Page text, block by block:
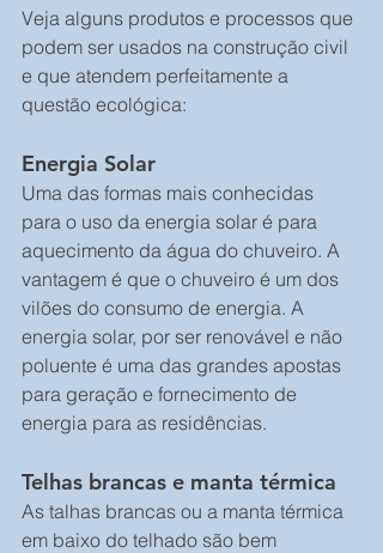
Veja alguns produtos e processos que
podem ser usados na construção civil
e que atendem perfeitamente a
questão ecológica:
Energia Solar
Uma das formas mais conhecidas
para o uso da energia solar é para
aquecimento da água do chuveiro. A
vantagem é que o chuveiro é um dos
vilões do consumo de energia. A
energia solar, por ser renovável e não
poluente é uma das grandes apostas
para geração e fornecimento de
energia para as residências.
Telhas brancas e manta térmica
As talhas brancas ou a manta térmica
em baixo do telhado são bem